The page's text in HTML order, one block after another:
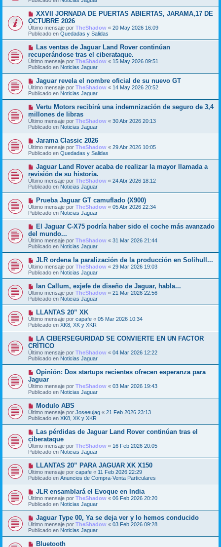
n
s
a
j
e
v
o
m
e
n
s
a
e
N
u
e
v
o
m
n
s
a
XXVII JORNADA DE PUERTAS ABIERTAS, JARAMA,17 DE
OCTUBRE 2026
Último mensaje por TheShadow « 20 May 2026 16:09
Publicado en Quedadas y Salidas
N
e
v
o
m
e
n
s
a
e
Las ventas de Jaguar Land Rover continúan
recuperándose tras el ciberataque.
Último mensaje por TheShadow « 15 May 2026 09:51
Publicado en Noticias Jaguar
N
u
e
v
o
m
e
n
s
a
e
Jaguar revela el nombre oficial de su nuevo GT
Último mensaje por TheShadow « 14 May 2026 20:52
Publicado en Noticias Jaguar
N
u
e
v
o
m
e
n
s
a
e
Vertu Motors recibirá una indemnización de seguro de 3,4
millones de libras
Último mensaje por TheShadow « 30 Abr 2026 20:13
Publicado en Noticias Jaguar
N
u
e
v
m
e
n
s
a
e
Jarama Classic 2026
Último mensaje por TheShadow « 29 Abr 2026 10:05
Publicado en Quedadas y Salidas
N
e
v
o
m
n
s
a
e
Jaguar Land Rover acaba de realizar la mayor llamada a
revisión de su historia.
Último mensaje por TheShadow « 24 Abr 2026 18:12
Publicado en Noticias Jaguar
N
u
e
v
o
m
e
n
s
a
e
Prueba Jaguar GT camuflado (X900)
Último mensaje por TheShadow « 05 Abr 2026 22:34
Publicado en Noticias Jaguar
N
u
e
v
o
m
e
n
s
a
e
El Jaguar C-X75 podría haber sido el coche más avanzado
del mundo...
Último mensaje por TheShadow « 31 Mar 2026 21:44
Publicado en Noticias Jaguar
N
u
e
v
o
m
e
n
s
j
e
JLR ordena la paralización de la producción en Solihull...
Último mensaje por TheShadow « 29 Mar 2026 19:03
Publicado en Noticias Jaguar
N
u
e
v
o
m
e
n
s
j
e
Ian Callum, exjefe de diseño de Jaguar, habla...
Último mensaje por TheShadow « 21 Mar 2026 22:56
Publicado en Noticias Jaguar
N
u
e
v
o
m
e
n
s
a
LLANTAS 20” XK
Último mensaje por capafe « 05 Mar 2026 10:34
Publicado en XK8, XK y XKR
N
u
e
v
o
m
e
n
s
a
e
LA CIBERSEGURIDAD SE CONVIERTE EN UN FACTOR
CRÍTICO
Último mensaje por TheShadow « 04 Mar 2026 12:22
Publicado en Noticias Jaguar
N
e
v
o
m
n
s
a
e
Opinión: Dos startups recientes ofrecen esperanza para
Jaguar
Último mensaje por TheShadow « 03 Mar 2026 19:43
Publicado en Noticias Jaguar
N
u
e
v
o
m
e
n
s
a
e
Modulo ABS
Último mensaje por Joseeujag « 21 Feb 2026 23:13
Publicado en XK8, XK y XKR
N
u
e
v
o
m
n
s
a
e
Las pérdidas de Jaguar Land Rover continúan tras el
ciberataque
Último mensaje por TheShadow « 16 Feb 2026 20:05
Publicado en Noticias Jaguar
N
u
e
v
m
e
n
s
a
j
e
LLANTAS 20” PARA JAGUAR XK X150
Último mensaje por capafe « 11 Feb 2026 22:29
Publicado en Anuncios de Compra-Venta Particulares
N
u
e
v
m
e
n
s
JLR ensamblará el Evoque en India
Último mensaje por TheShadow « 06 Feb 2026 20:20
Publicado en Noticias Jaguar
N
u
e
v
o
m
Jaguar Type 00, Ya se deja ver y lo hemos conducido
Último mensaje por TheShadow « 03 Feb 2026 09:28
Publicado en Noticias Jaguar
NBluetooth